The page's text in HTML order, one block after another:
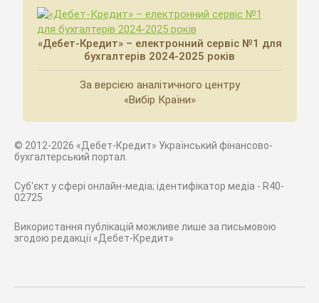
«Дебет-Кредит» – електронний сервіс №1 для
бухгалтерів 2024-2025 років
За версією аналітичного центру
«Вибір Країни»
© 2012-2026 «Дебет-Кредит» Український фінансово-
бухгалтерський портал.
Суб'єкт у сфері онлайн-медіа; ідентифікатор медіа - R40-
02725
Використання публікацій можливе лише за письмовою
згодою редакції «Дебет-Кредит»